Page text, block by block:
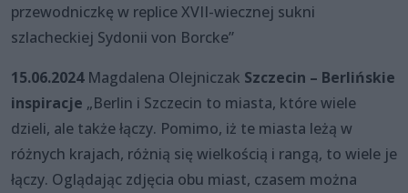
przewodniczkę w replice XVII-wiecznej sukni
szlacheckiej Sydonii von Borcke”
15.06.2024Magdalena Olejniczak Szczecin – Berlińskie
inspiracje „Berlin i Szczecin to miasta, które wiele
dzieli, ale także łączy. Pomimo, iż te miasta leżą w
różnych krajach, różnią się wielkością i rangą, to wiele je
łączy. Oglądając zdjęcia obu miast, czasem można